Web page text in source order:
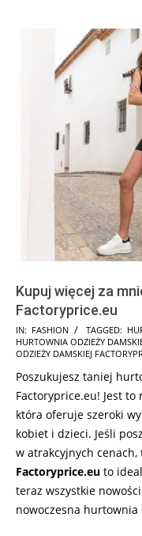
Kupuj więcej za
Factoryprice.eu
2025-
08-
IN: FASHION TAGGED:
HURTOWNIA ODZIEŻY
ODZIEŻY DAMSKIEJ
Poszukujesz taniej
Factoryprice.eu! Jest
która oferuje szeroki
kobiet i dzieci. Jeśli
w atrakcyjnych cenach,
Factoryprice.eu to
teraz wszystkie
nowoczesna hurtownia